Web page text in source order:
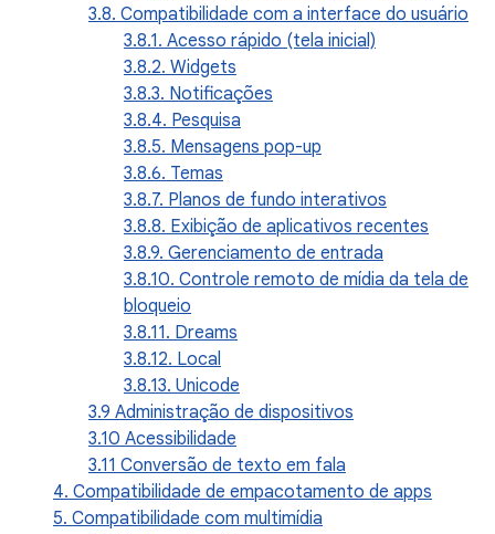
3.8. Compatibilidade com a interface do usuário
3.8.1. Acesso rápido (tela inicial)
3.8.2. Widgets
3.8.3. Notificações
3.8.4. Pesquisa
3.8.5. Mensagens pop-up
3.8.6. Temas
3.8.7. Planos de fundo interativos
3.8.8. Exibição de aplicativos recentes
3.8.9. Gerenciamento de entrada
3.8.10. Controle remoto de mídia da tela de
bloqueio
3.8.11. Dreams
3.8.12. Local
3.8.13. Unicode
3.9 Administração de dispositivos
3.10 Acessibilidade
3.11 Conversão de texto em fala
4. Compatibilidade de empacotamento de apps
5. Compatibilidade com multimídia